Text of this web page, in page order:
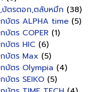
บัตรตอก,ตลับหมึก (38)
บัตร ALPHA time (5)
บัตร COPER (1)
บัตร HIC (6)
บัตร Max (5)
บัตร Olympia (4)
บัตร SEIKO (5)